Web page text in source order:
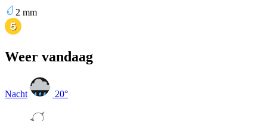
2 mm
Weer vandaag
Nacht 20°